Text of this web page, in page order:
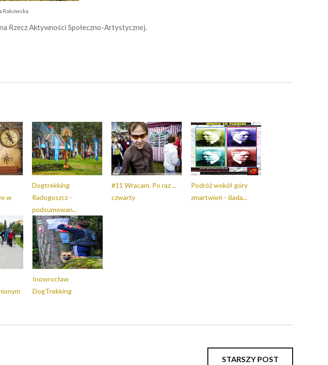
Rakowska
Rzecz Aktywności Społeczno-Artystycznej.
w
Dogtrekking
Radogoszcz -
podsumowan...
#11 Wracam. Po raz ...
czwarty
Podróż wokół góry
zmartwień - ślada...
Inowrocław
DogTrekking
STARSZY POST